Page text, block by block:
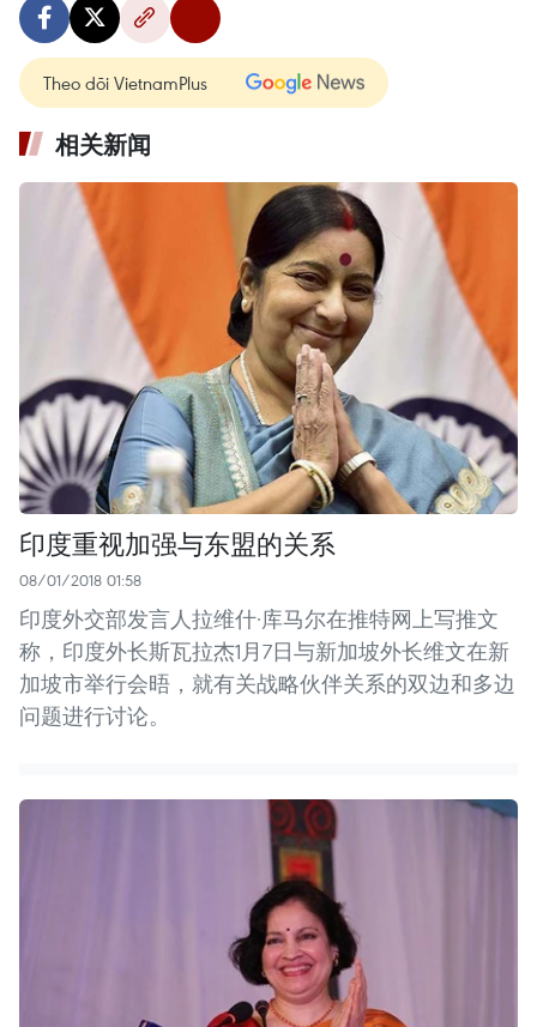
Theo dõi VietnamPlus
相关新闻
印度重视加强与东盟的关系
08/01/2018 01:58
印度外交部发言人拉维什·库马尔在推特网上写推文
称，印度外长斯瓦拉杰1月7日与新加坡外长维文在新
加坡市举行会晤，就有关战略伙伴关系的双边和多边
问题进行讨论。